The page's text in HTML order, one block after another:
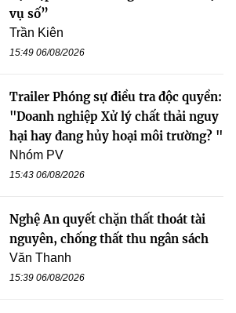
vụ số”
Trần Kiên
15:49 06/08/2026
Trailer Phóng sự điều tra độc quyền:
"Doanh nghiệp Xử lý chất thải nguy
hại hay đang hủy hoại môi trường? "
Nhóm PV
15:43 06/08/2026
Nghệ An quyết chặn thất thoát tài
nguyên, chống thất thu ngân sách
Văn Thanh
15:39 06/08/2026